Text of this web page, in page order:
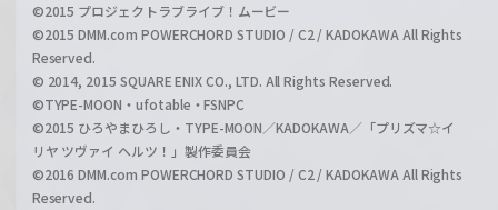
©2015 プロジェクトラブライブ！ムービー
©2015 DMM.com POWERCHORD STUDIO / C2 / KADOKAWA All Rights
Reserved.
© 2014, 2015 SQUARE ENIX CO., LTD. All Rights Reserved.
©TYPE-MOON・ufotable・FSNPC
©2015 ひろやまひろし・TYPE-MOON／KADOKAWA／「プリズマ☆イ
リヤ ツヴァイ ヘルツ！」製作委員会
©2016 DMM.com POWERCHORD STUDIO / C2 / KADOKAWA All Rights
Reserved.